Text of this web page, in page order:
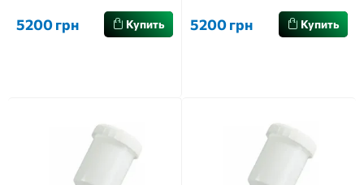
5200 грн Купить 5200 грн Купить